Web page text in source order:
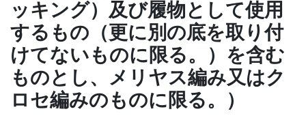
ッキング）及び履物として使用
するもの（更に別の底を取り付
けてないものに限る。）を含む
ものとし、メリヤス編み又はク
ロセ編みのものに限る。）